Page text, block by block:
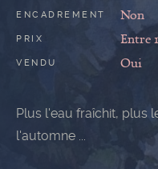
ENCADREMENT Non
PRIX Entre
VENDU Oui
Plus l'eau fraîchit, plus
l'automne ...